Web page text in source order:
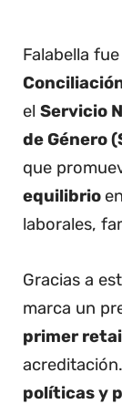
Falabella
el Servicio
de Género
que
equilibrio
laborales,
Gracias a
marca un
primer
políticas y